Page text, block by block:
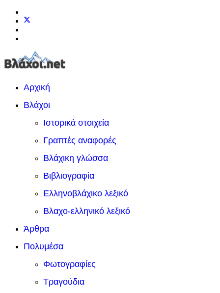
Αρχική
Βλάχοι
Ιστορικά στοιχεία
Γραπτές αναφορές
Βλάχικη γλώσσα
Βιβλιογραφία
Ελληνοβλάχικο λεξικό
Βλαχο-ελληνικό λεξικό
Άρθρα
Πολυμέσα
Φωτογραφίες
Τραγούδια